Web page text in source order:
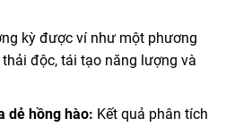
kỳ được ví như một phương
độc, tái tạo năng lượng và
dẻ hồng hào: Kết quả phân tích